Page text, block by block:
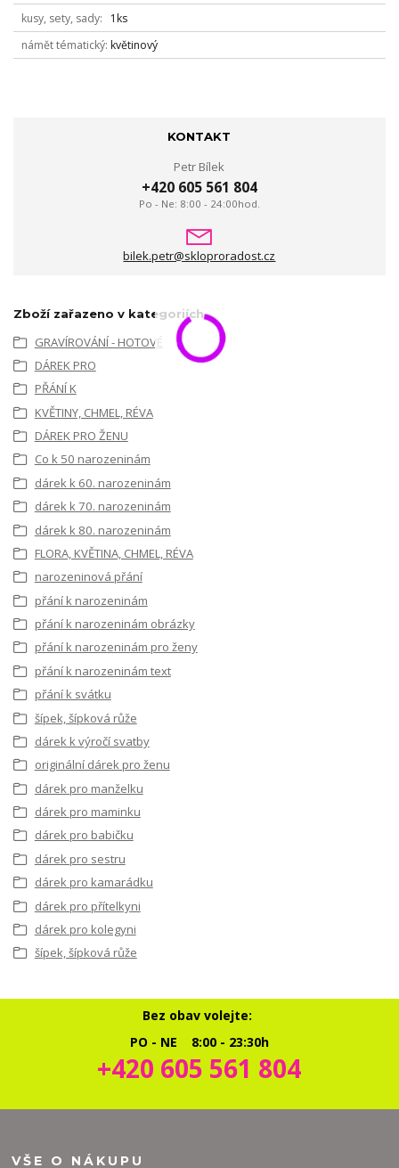
kusy, sety, sady
1ks
námět tématický květinový
KONTAKT
Petr Bílek
+420 605 561 804
Po - Ne: 8:00 - 24:00hod.
bilek.petr@skloproradost.cz
Zboží zařazeno v kategoriích
GRAVÍROVÁNÍ - HOTOVÉ
DÁREK PRO
PŘÁNÍ K
KVĚTINY, CHMEL, RÉVA
DÁREK PRO ŽENU
Co k 50 narozeninám
dárek k 60. narozeninám
dárek k 70. narozeninám
dárek k 80. narozeninám
FLORA, KVĚTINA, CHMEL, RÉVA
narozeninová přání
přání k narozeninám
přání k narozeninám obrázky
přání k narozeninám pro ženy
přání k narozeninám text
přání k svátku
šípek, šípková růže
dárek k výročí svatby
originální dárek pro ženu
dárek pro manželku
dárek pro maminku
dárek pro babičku
dárek pro sestru
dárek pro kamarádku
dárek pro přítelkyni
dárek pro kolegyni
šípek, šípková růže
Bez obav volejte:
PO - NE 8:00 - 23:30h
+420 605 561 804
VŠE O NÁKUPU